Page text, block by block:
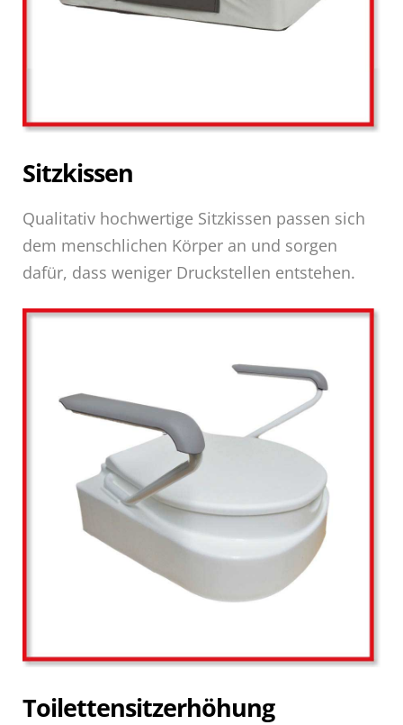
Sitzkissen
Qualitativ hochwertige Sitzkissen passen sich
dem menschlichen Körper an und sorgen
dafür, dass weniger Druckstellen entstehen.
Toilettensitzerhöhung